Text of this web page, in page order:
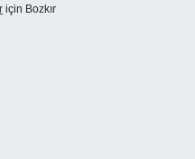
için Bozkır